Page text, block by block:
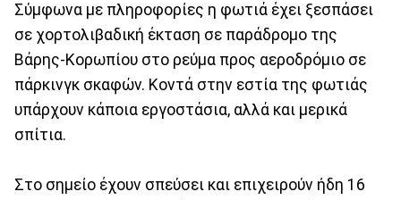
Σύμφωνα με πληροφορίες η φωτιά έχει ξεσπάσει
σε χορτολιβαδική έκταση σε παράδρομο της
Βάρης-Κορωπίου στο ρεύμα προς αεροδρόμιο σε
πάρκινγκ σκαφών. Κοντά στην εστία της φωτιάς
υπάρχουν κάποια εργοστάσια, αλλά και μερικά
σπίτια.
Στο σημείο έχουν σπεύσει και επιχειρούν ήδη 16